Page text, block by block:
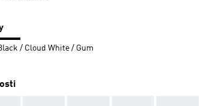
/ Cloud White / Gum